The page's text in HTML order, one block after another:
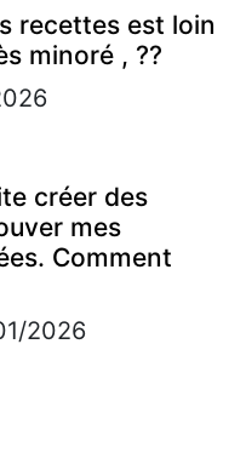
recettes est loin
minoré , ??
créer des
mes
Comment
2026